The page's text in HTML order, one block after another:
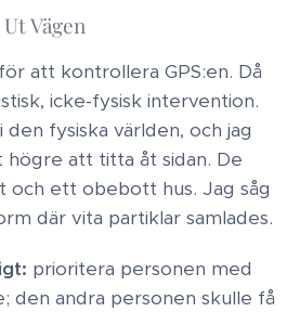
Vägen
att kontrollera GPS:en. Då
icke-fysisk intervention.
fysiska världen, och jag
högre att titta åt sidan. De
och ett obebott hus. Jag såg
där vita partiklar samlades.
prioritera personen med
den andra personen skulle få